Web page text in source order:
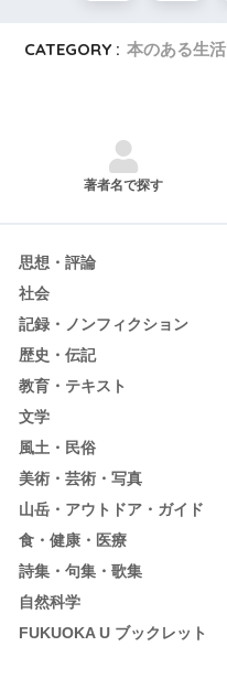
CATEGORY : 本のある生活
著者名で探す
思想・評論
社会
記録・ノンフィクション
歴史・伝記
教育・テキスト
文学
風土・民俗
美術・芸術・写真
山岳・アウトドア・ガイド
食・健康・医療
詩集・句集・歌集
自然科学
FUKUOKA U ブックレット